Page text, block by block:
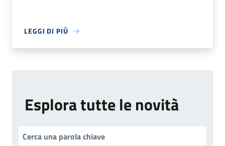
LEGGI DI PIÙ
Esplora tutte le novità